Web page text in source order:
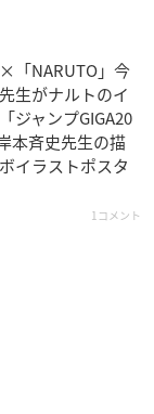
×「NARUTO」今
生がナルトのイ
ジャンプGIGA20
本斉史先生の描
イラストポスタ
1コメント